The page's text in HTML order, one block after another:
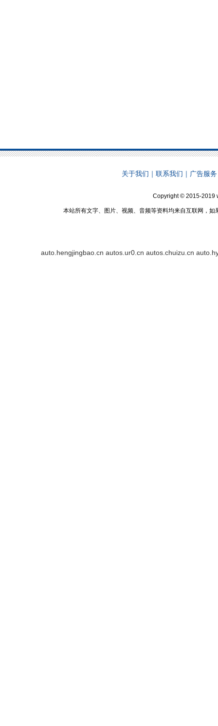
关于我们 ｜ 联系我们 ｜ 广告服务
Copyright © 2015-2019
本站所有文字、图片、视频、音频等资料均来自互联网，
auto.hengjingbao.cn autos.ur0.cn autos.chuizu.cn